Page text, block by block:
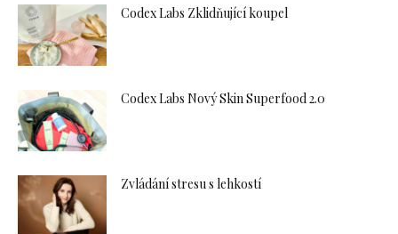
Codex Labs Zklidňující koupel
Codex Labs Nový Skin Superfood 2.0
Zvládání stresu s lehkostí